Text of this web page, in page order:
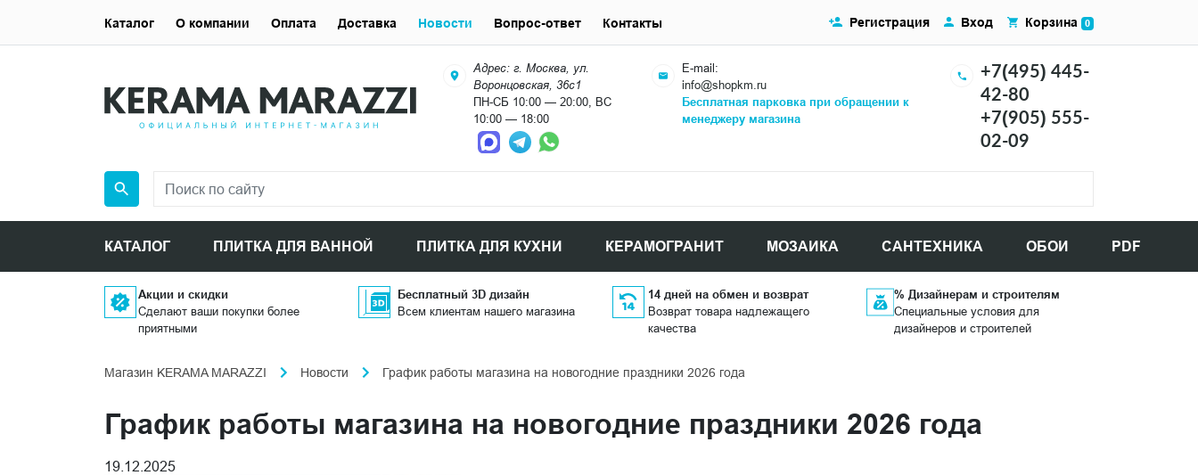
Адрес: г. Москва, ул.
Воронцовская, 36с1
ПН-СБ 10:00 — 20:00, ВС
10:00 — 18:00
E-mail:
info@shopkm.ru
Бесплатная парковка при обращении к
менеджеру магазина
+7(495) 445-
42-80
+7(905) 555-
02-09
КАТАЛОГ ПЛИТКА ДЛЯ ВАННОЙ ПЛИТКА ДЛЯ КУХНИ КЕРАМОГРАНИТ МОЗАИКА САНТЕХНИКА ОБОИ PDF
Регистрация Вход Корзина 0
Каталог О компании Оплата Доставка Новости Вопрос-ответ Контакты
Акции и скидки
Сделают ваши покупки более
приятными
Бесплатный 3D дизайн
Всем клиентам нашего магазина
14 дней на обмен и возврат
Возврат товара надлежащего
качества
% Дизайнерам и строителям
Специальные условия для
дизайнеров и строителей
Магазин KERAMA MARAZZI Новости График работы магазина на новогодние праздники 2026 года
График работы магазина на новогодние праздники 2026 года
19.12.2025